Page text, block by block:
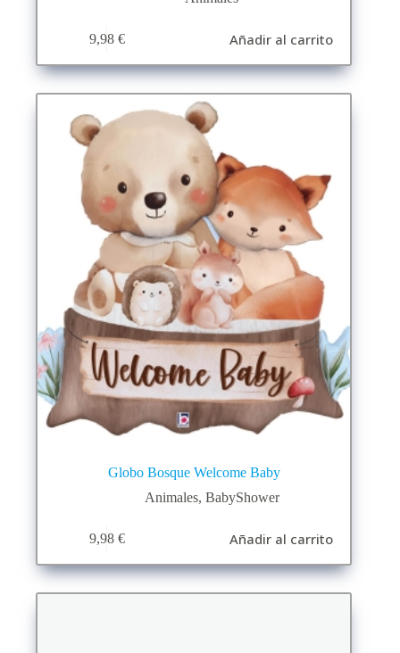
9,98 € Añadir al carrito
Globo Bosque Welcome Baby
Animales, BabyShower
9,98 € Añadir al carrito